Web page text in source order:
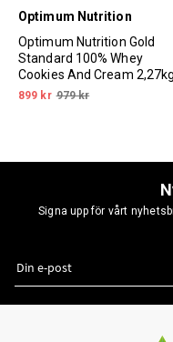
Optimum Nutrition
Optimum Nutrition Gold
Standard 100% Whey
Cookies And Cream 2,27kg
899 kr 979 kr
Signa upp för vårt